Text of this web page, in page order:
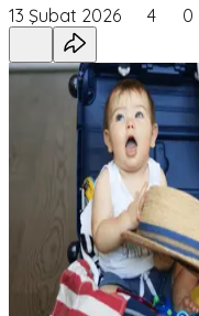
13 Şubat 2026 4 0